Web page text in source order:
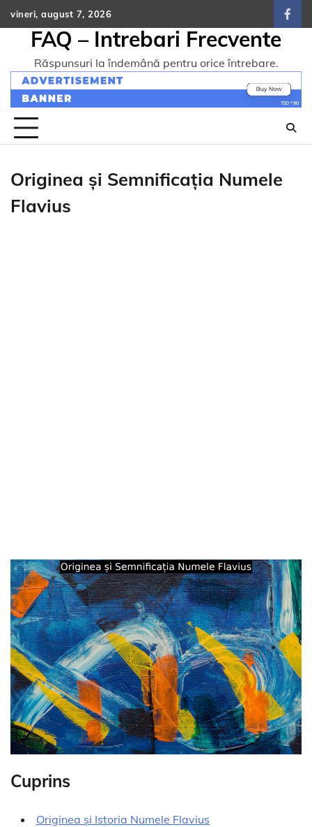
Skip
to
content
vineri, august 7, 2026
FAQ – Intrebari Frecvente
Răspunsuri la îndemână pentru orice întrebare.
Originea și Semnificația Numele
Flavius
Cuprins
Originea și Istoria Numele Flavius